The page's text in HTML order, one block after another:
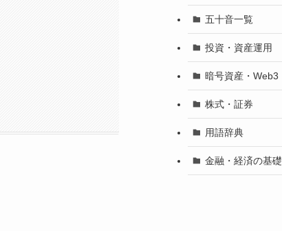
五十音一覧
投資・資産運用
暗号資産・Web3
株式・証券
用語辞典
金融・経済の基礎